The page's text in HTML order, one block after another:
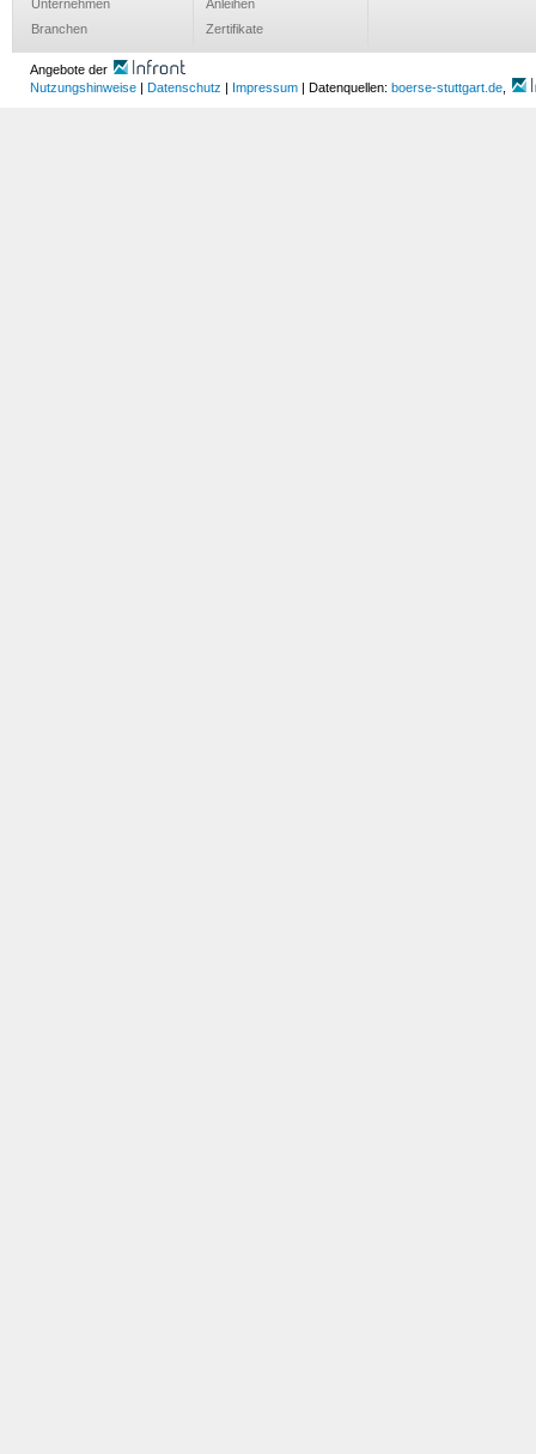
Unternehmen
Branchen
Anleihen
Zertifikate
Angebote der
Nutzungshinweise
Datenschutz Impressum | Datenquellen: boerse-stuttgart.de,